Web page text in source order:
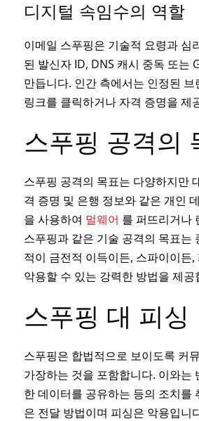
디지털 속임수의 역할
이메일 스푸핑은 기술적 요령과 심
된 발신자 ID, DNS 캐시 중독 또는
만듭니다. 인간 측에서는 인정된
링크를 클릭하거나 자격 증명을 제
스푸핑 공격의
스푸핑 공격의 목표는 다양하지만
격 증명 및 은행 정보와 같은 개인
을 사용하여 멀웨어 를 퍼뜨리거나
스푸핑과 같은 기술 공격의 목표는
적이 금전적 이득이든, 스파이이든
악용할 수 있는 강력한 방법을 제공
스푸핑 대 피싱
스푸핑은 합법적으로 보이도록 커
가장하는 것을 포함합니다. 이와는
한 데이터를 공유하는 등의 조치를
은 전달 방법이며 피싱은 악용입니